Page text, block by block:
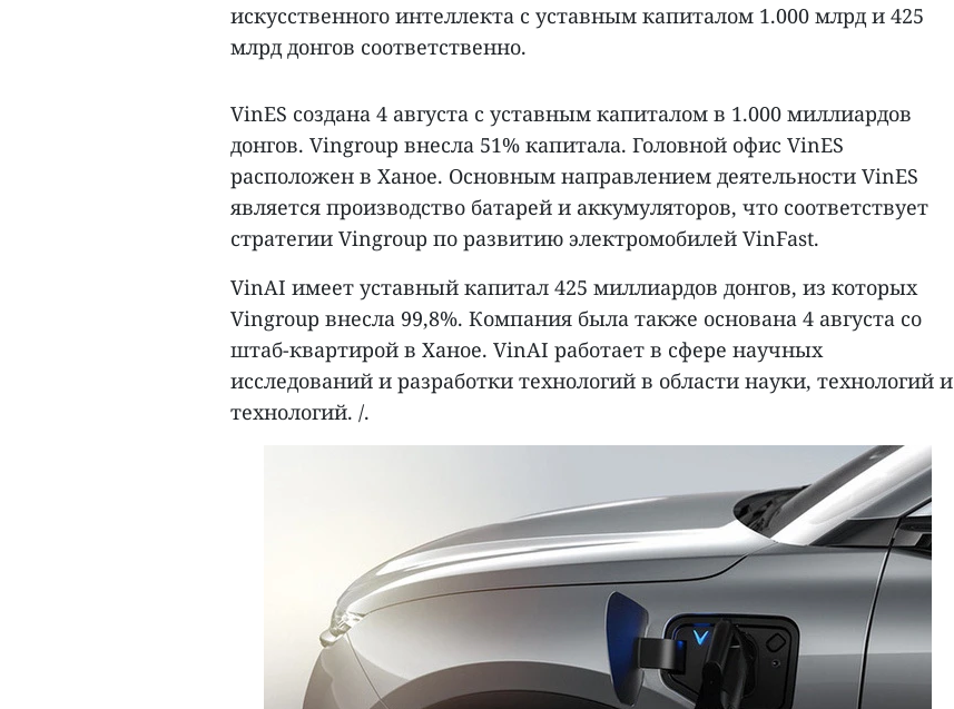
искусственного интеллекта с уставным капиталом 1.000 млрд и 425
млрд донгов соответственно.
VinES создана 4 августа с уставным капиталом в 1.000 миллиардов
донгов. Vingroup внесла 51% капитала. Головной офис VinES
расположен в Ханое. Основным направлением деятельности VinES
является производство батарей и аккумуляторов, что соответствует
стратегии Vingroup по развитию электромобилей VinFast.
VinAI имеет уставный капитал 425 миллиардов донгов, из которых
Vingroup внесла 99,8%. Компания была также основана 4 августа со
штаб-квартирой в Ханое. VinAI работает в сфере научных
исследований и разработки технологий в области науки, технологий и
технологий. /.